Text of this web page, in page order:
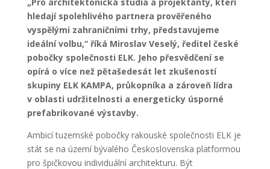
hledají spolehlivého partnera prověřeného
vyspělými zahraničními trhy, představujeme
ideální volbu,“ říká Miroslav Veselý, ředitel české
pobočky společnosti ELK. Jeho přesvědčení se
opírá o více než pětašedesát let zkušeností
skupiny ELK KAMPA, průkopníka a zároveň lídra
v oblasti udržitelnosti a energeticky úsporné
prefabrikované výstavby.
Ambicí tuzemské pobočky rakouské společnosti ELK je
stát se na území bývalého Československa platformou
pro špičkovou individuální architekturu. Být